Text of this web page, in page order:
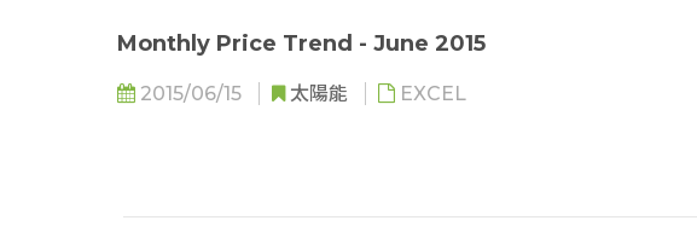
Monthly Price Trend - June 2015
2015/06/15 太陽能 EXCEL